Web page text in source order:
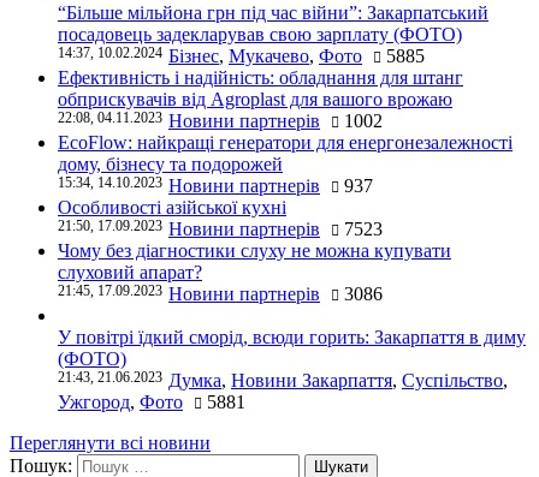
“Більше мільйона грн під час війни”: Закарпатський
посадовець задекларував свою зарплату (ФОТО)
14:37, 10.02.2024 Бізнес, Мукачево, Фото
5885
Ефективність і надійність: обладнання для штанг
обприскувачів від Agroplast для вашого врожаю
22:08, 04.11.2023 Новини партнерів
1002
EcoFlow: найкращі генератори для енергонезалежності
дому, бізнесу та подорожей
15:34, 14.10.2023 Новини партнерів
937
Особливості азійської кухні
21:50, 17.09.2023 Новини партнерів
7523
Чому без діагностики слуху не можна купувати
слуховий апарат?
21:45, 17.09.2023 Новини партнерів 3086
У повітрі їдкий сморід, всюди горить: Закарпаття в диму
(ФОТО)
21:43, 21.06.2023 Думка, Новини Закарпаття, Суспільство,
Ужгород, Фото
5881
Переглянути всі новини
Пошук: